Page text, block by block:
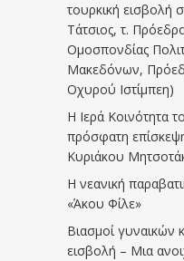
τουρκική εισβολή
Τάτσιος, τ.
Ομοσπονδίας
Μακεδόνων,
Οχυρού Ιστίμπεη)
Η Ιερά Κοινότητα
πρόσφατη
Κυριάκου
Η νεανική
«Άκου Φίλε»
Βιασμοί γυναικών
εισβολή – Μια